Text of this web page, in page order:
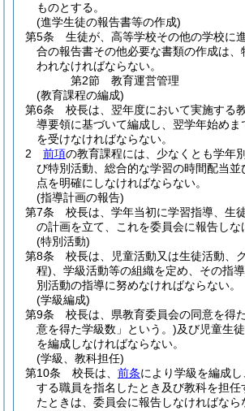
ものとする。
(進学生徒の報告書等の作成)
第5条
生徒が、高等学校その他の学校に
合の報告書その他必要な書類の作成は、
われなければならない。
第2節
教育運営管理
(教育課程の編成)
第6条
校長は、翌年度において実施する
導要領に基づいて編成し、翌学年始めま
を受けなければならない。
2
前項の教育課程には、少なくとも学年
び特別活動、総合的な学習の時間配当並
点を明確にしなければならない。
(指導計画の報告)
第7条
校長は、学年当初に学習指導、生
の計画を立て、これを委員会に報告しな
(特別活動)
第8条
校長は、児童活動又は生徒活動、
程) 、学級活動等の組織を定め、その指
別活動の指導に努めなければならない。
(学級編成)
第9条
校長は、県教育委員会の同意を得
意を得た学級数」という。)及び児童生
を編成しなければならない。
(学級、教科担任)
第10条
校長は、 前条により学級を編成
する職員を指名したとき及び教科を担任
たときは、委員会に報告しなければなら